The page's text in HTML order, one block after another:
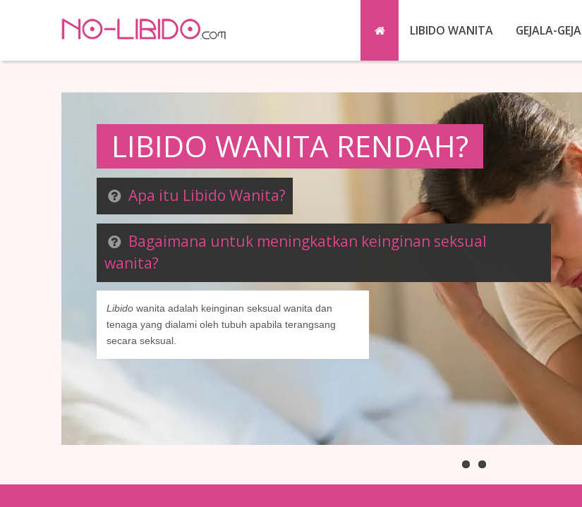
LIBIDO WANITA GEJALA-
LIBIDO WANITA RENDAH?
Apa itu Libido Wanita?
Bagaimana untuk meningkatkan keinginan seksual
wanita?
Libido wanita adalah keinginan seksual wanita dan
tenaga yang dialami oleh tubuh apabila terangsang
secara seksual.